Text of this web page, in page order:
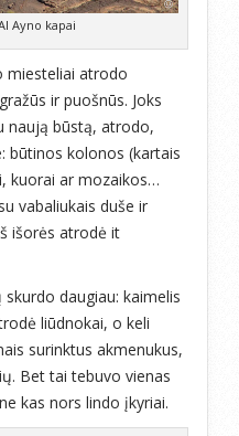
Ayno kapai
miesteliai atrodo
ir puošnūs. Joks
naują būstą, atrodo,
būtinos kolonos (kartais
kuorai ar mozaikos…
vabaliukais duše ir
išorės atrodė it
daugiau: kaimelis
liūdnokai, o keli
surinktus akmenukus,
Bet tai tebuvo vienas
kas nors lindo įkyriai.